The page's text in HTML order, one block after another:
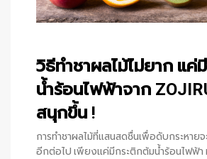
วิธีทำชาผลไม้ไม่ยาก แค่
น้ำร้อนไฟฟ้าจาก
สนุกขึ้น !
การทำชาผลไม้ที่แสนสดชื่นเพื่อดับกระหายจ
อีกต่อไป เพียงแค่มีกระติกต้มน้ำร้อนไฟฟ้า